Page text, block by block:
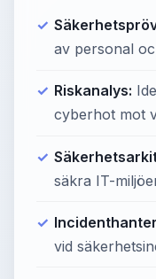
av personal
Riskanalys:
cyberhot mot
säkra IT-
vid